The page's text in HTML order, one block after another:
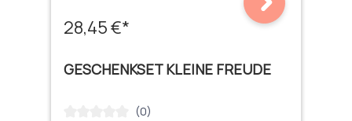
28,45 €*
GESCHENKSET KLEINE FREUDE
Durchschnittliche Bewertung von 0 von 5 Sternen
(0)